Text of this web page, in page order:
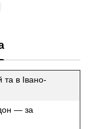
та в Івано-
— за